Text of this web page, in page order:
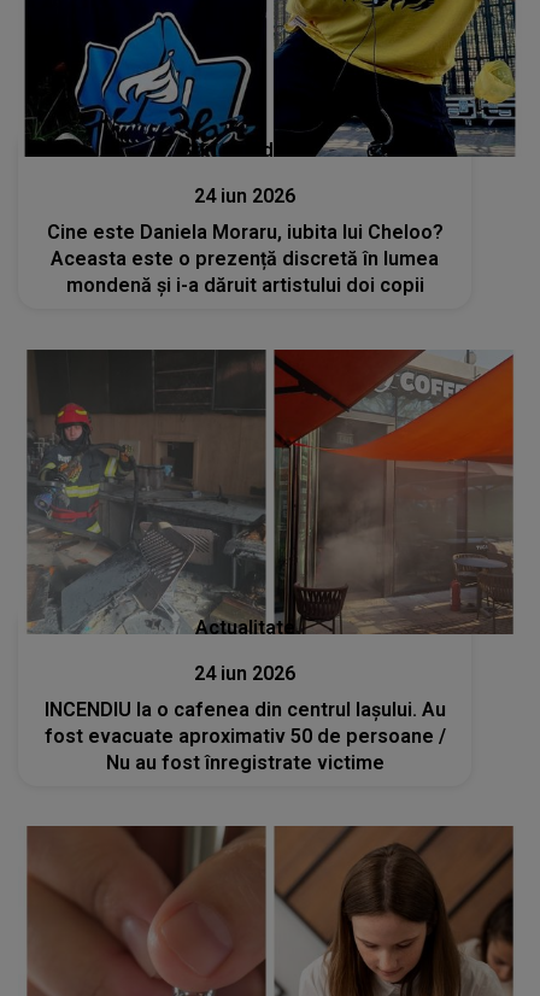
Stiri mondene
24 iun 2026
Cine este Daniela Moraru, iubita lui Cheloo?
Aceasta este o prezență discretă în lumea
mondenă și i-a dăruit artistului doi copii
Actualitate
24 iun 2026
INCENDIU la o cafenea din centrul Iașului. Au
fost evacuate aproximativ 50 de persoane /
Nu au fost înregistrate victime